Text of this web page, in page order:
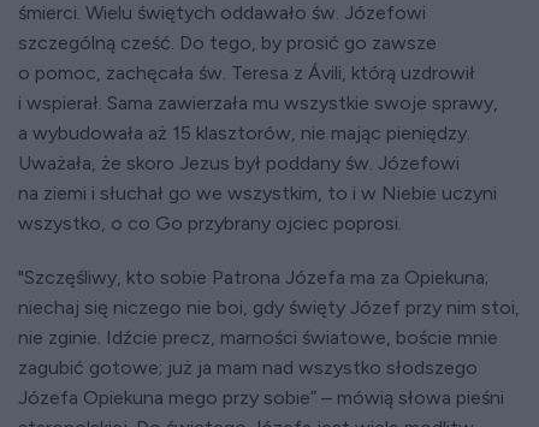
śmierci. Wielu świętych oddawało św. Józefowi
szczególną cześć. Do tego, by prosić go zawsze
o pomoc, zachęcała św. Teresa z Ávili, którą uzdrowił
i wspierał. Sama zawierzała mu wszystkie swoje sprawy,
a wybudowała aż 15 klasztorów, nie mając pieniędzy.
Uważała, że skoro Jezus był poddany św. Józefowi
na ziemi i słuchał go we wszystkim, to i w Niebie uczyni
wszystko, o co Go przybrany ojciec poprosi.
"Szczęśliwy, kto sobie Patrona Józefa ma za Opiekuna;
niechaj się niczego nie boi, gdy święty Józef przy nim stoi,
nie zginie. Idźcie precz, marności światowe, boście mnie
zagubić gotowe; już ja mam nad wszystko słodszego
Józefa Opiekuna mego przy sobie” – mówią słowa pieśni